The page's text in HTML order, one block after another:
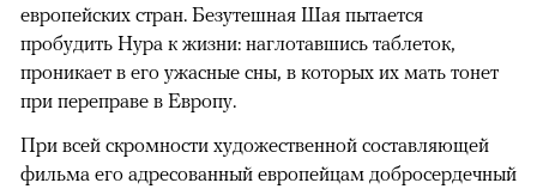
европейских стран. Безутешная Шая пытается
пробудить Нура к жизни: наглотавшись таблеток,
проникает в его ужасные сны, в которых их мать тонет
при переправе в Европу.
При всей скромности художественной составляющей
фильма его адресованный европейцам добросердечный